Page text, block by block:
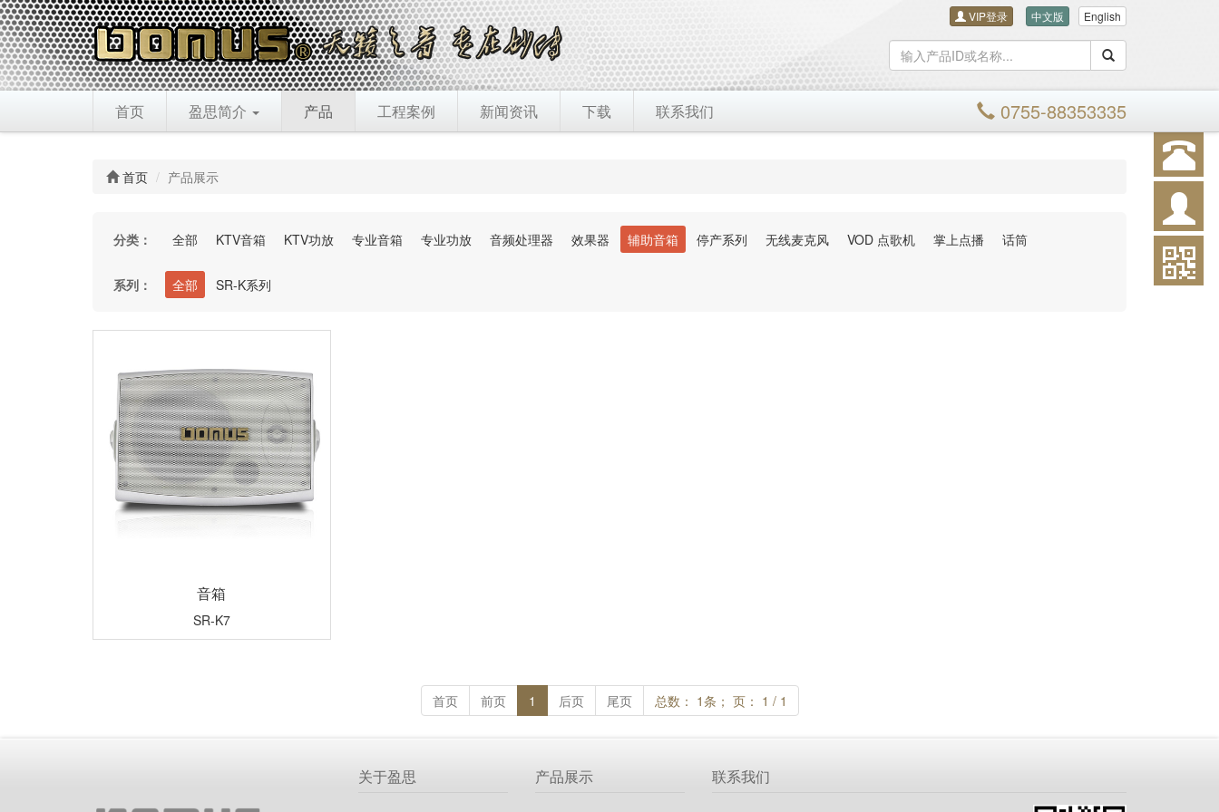
VIP登录 中文版 English
搜索
0755-88353335
首页 盈思简介 产品 工程案例 新闻资讯 下载 联系我们
首页 产品展示
分类： 全部 KTV音箱 KTV功放 专业音箱 专业功放 音频处理器 效果器 辅助音箱 停产系列 无线麦克风 VOD 点歌机 掌上点播 话筒
系列： 全部 SR-K系列
音箱
SR-K7
首页 前页 1 后页 尾页 总数： 1条； 页： 1 / 1
关于盈思 产品展示 联系我们